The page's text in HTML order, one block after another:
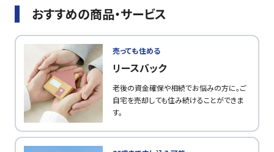
おすすめの商品・サービス
売っても住める
リースバック
老後の資金確保や相続でお悩みの方に。ご
自宅を売却しても住み続けることができま
す。